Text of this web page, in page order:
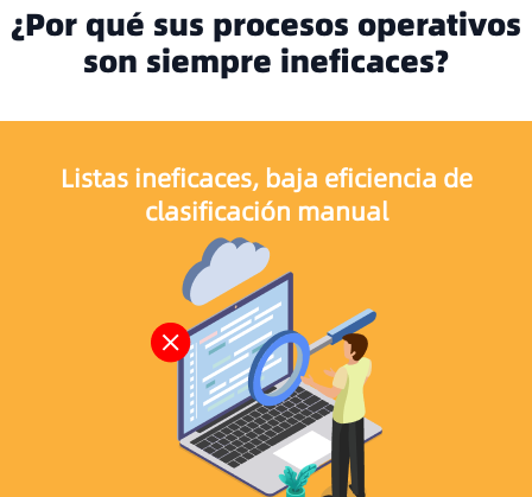
¿Por qué sus procesos operativos
son siempre ineficaces?
Listas ineficaces, baja eficiencia de
clasificación manual